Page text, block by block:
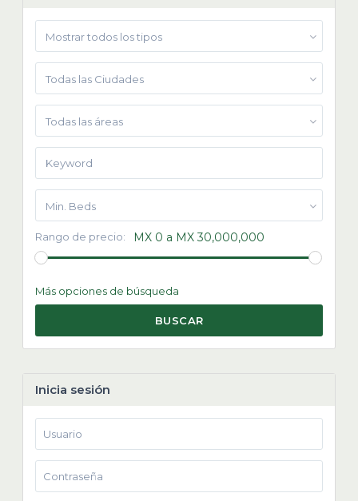
Mostrar todos los tipos
Todas las Ciudades
Todas las áreas
Min. Beds
Rango de precio: MX 0 a MX 30,000,000
Más opciones de búsqueda
BUSCAR
Inicia sesión